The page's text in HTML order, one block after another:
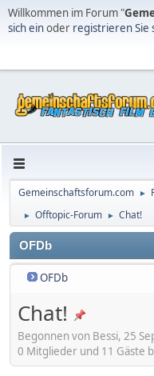
Willkommen im Forum "
sich einoder registrieren Sie
Gemeinschaftsforum.com ►
► Offtopic-Forum ► Chat!
OFDb
OFDb
Chat!
Begonnen von Bessi, 25
0 Mitglieder und 11 Gäste